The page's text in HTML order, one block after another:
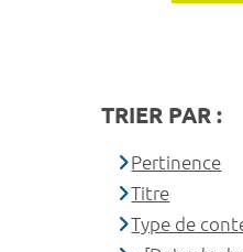
TRIER PAR :
Pertinence
Titre
Type de